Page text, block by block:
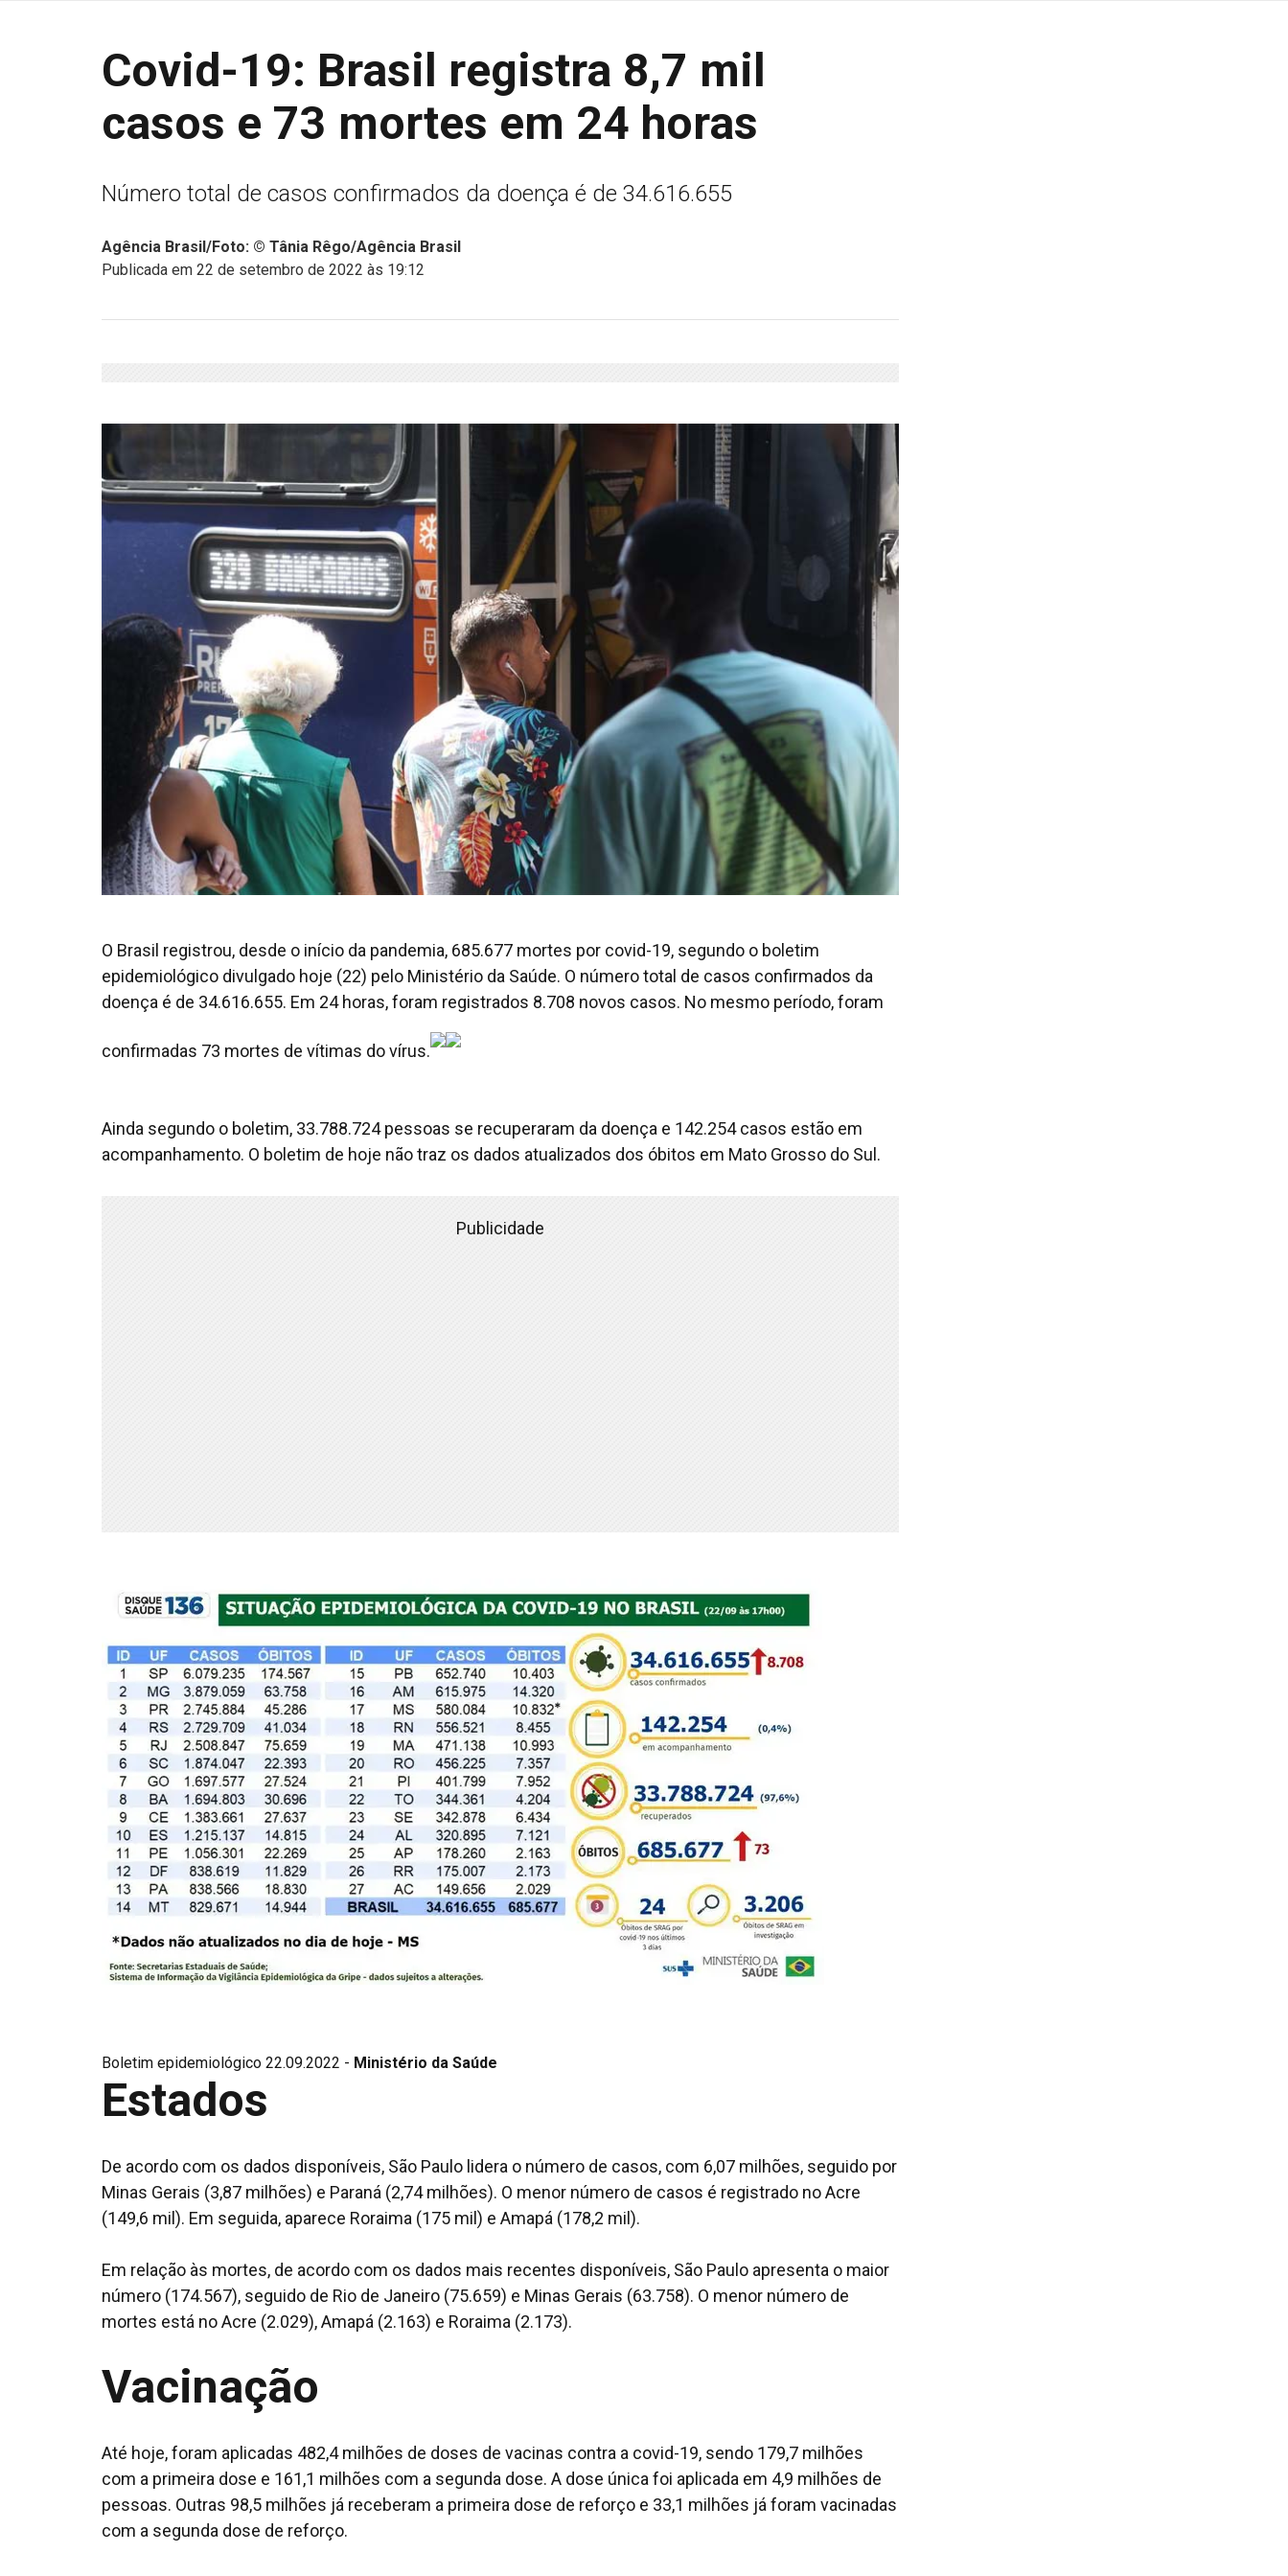
Covid-19: Brasil registra 8,7 mil
casos e 73 mortes em 24 horas
Número total de casos confirmados da doença é de 34.616.655
Agência Brasil/Foto: © Tânia Rêgo/Agência Brasil
Publicada em 22 de setembro de 2022 às 19:12
O Brasil registrou, desde o início da pandemia, 685.677 mortes por covid-19, segundo o boletim
epidemiológico divulgado hoje (22) pelo Ministério da Saúde. O número total de casos confirmados da
doença é de 34.616.655. Em 24 horas, foram registrados 8.708 novos casos. No mesmo período, foram
confirmadas 73 mortes de vítimas do vírus.
Ainda segundo o boletim, 33.788.724 pessoas se recuperaram da doença e 142.254 casos estão em
acompanhamento. O boletim de hoje não traz os dados atualizados dos óbitos em Mato Grosso do Sul.
Publicidade
Boletim epidemiológico 22.09.2022 - Ministério da Saúde
Estados
De acordo com os dados disponíveis, São Paulo lidera o número de casos, com 6,07 milhões, seguido por
Minas Gerais (3,87 milhões) e Paraná (2,74 milhões). O menor número de casos é registrado no Acre
(149,6 mil). Em seguida, aparece Roraima (175 mil) e Amapá (178,2 mil).
Em relação às mortes, de acordo com os dados mais recentes disponíveis, São Paulo apresenta o maior
número (174.567), seguido de Rio de Janeiro (75.659) e Minas Gerais (63.758). O menor número de
mortes está no Acre (2.029), Amapá (2.163) e Roraima (2.173).
Vacinação
Até hoje, foram aplicadas 482,4 milhões de doses de vacinas contra a covid-19, sendo 179,7 milhões
com a primeira dose e 161,1 milhões com a segunda dose. A dose única foi aplicada em 4,9 milhões de
pessoas. Outras 98,5 milhões já receberam a primeira dose de reforço e 33,1 milhões já foram vacinadas
com a segunda dose de reforço.